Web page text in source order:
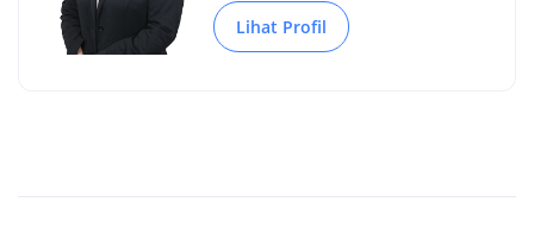
Lihat Profil